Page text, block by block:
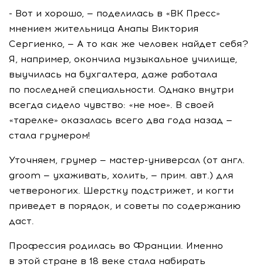
- Вот и хорошо, — поделилась в «ВК Пресс»
мнением жительница Анапы Виктория
Сергиенко, — А то как же человек найдет себя?
Я, например, окончила музыкальное училище,
выучилась на бухгалтера, даже работала
по последней специальности. Однако внутри
всегда сидело чувство: «не мое». В своей
«тарелке» оказалась всего два года назад —
стала грумером!
Уточняем, грумер — мастер-универсал (от англ.
groom — ухаживать, холить, — прим. авт.) для
четвероногих. Шерстку подстрижет, и когти
приведет в порядок, и советы по содержанию
даст.
Профессия родилась во Франции. Именно
в этой стране в 18 веке стала набирать